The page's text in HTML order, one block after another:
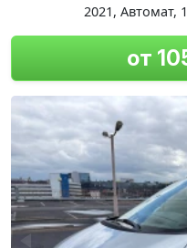
2021, Автомат,
от